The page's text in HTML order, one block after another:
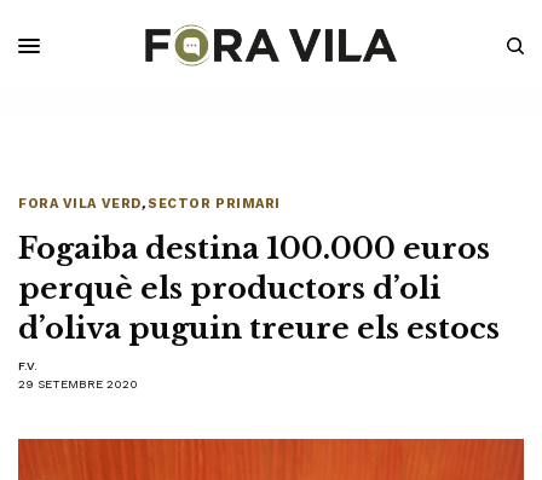
FORA VILA VERD,SECTOR PRIMARI
Fogaiba destina 100.000 euros
perquè els productors d’oli
d’oliva puguin treure els estocs
F.V.
29 SETEMBRE 2020